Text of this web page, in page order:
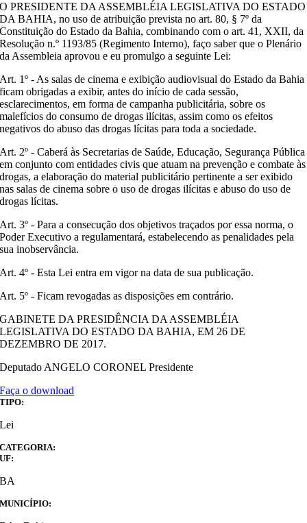
O PRESIDENTE DA ASSEMBLÉIA LEGISLATIVA DO ESTADO
DA BAHIA, no uso de atribuição prevista no art. 80, § 7º da
Constituição do Estado da Bahia, combinando com o art. 41, XXII, da
Resolução n.º 1193/85 (Regimento Interno), faço saber que o Plenário
da Assembleia aprovou e eu promulgo a seguinte Lei:
Art. 1º - As salas de cinema e exibição audiovisual do Estado da Bahia
ficam obrigadas a exibir, antes do início de cada sessão,
esclarecimentos, em forma de campanha publicitária, sobre os
malefícios do consumo de drogas ilícitas, assim como os efeitos
negativos do abuso das drogas lícitas para toda a sociedade.
Art. 2º - Caberá às Secretarias de Saúde, Educação, Segurança Pública
em conjunto com entidades civis que atuam na prevenção e combate às
drogas, a elaboração do material publicitário pertinente a ser exibido
nas salas de cinema sobre o uso de drogas ilícitas e abuso do uso de
drogas lícitas.
Art. 3º - Para a consecução dos objetivos traçados por essa norma, o
Poder Executivo a regulamentará, estabelecendo as penalidades pela
sua inobservância.
Art. 4º - Esta Lei entra em vigor na data de sua publicação.
Art. 5º - Ficam revogadas as disposições em contrário.
GABINETE DA PRESIDÊNCIA DA ASSEMBLÉIA
LEGISLATIVA DO ESTADO DA BAHIA, EM 26 DE
DEZEMBRO DE 2017.
Deputado ANGELO CORONEL Presidente
Faça o download
TIPO:
Lei
CATEGORIA:
UF:
BA
MUNICÍPIO: